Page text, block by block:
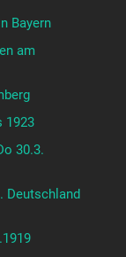
Bayern
am
1923
30.3.
Deutschland